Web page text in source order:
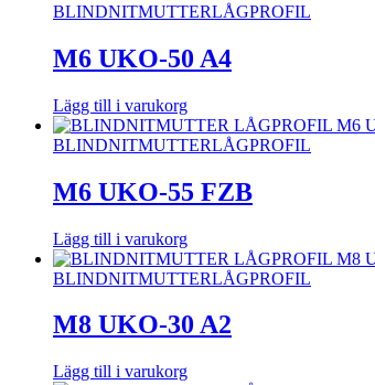
BLINDNITMUTTERLÅGPROFIL
M6 UKO-50 A4
Lägg till i varukorg
BLINDNITMUTTERLÅGPROFIL
M6 UKO-55 FZB
Lägg till i varukorg
BLINDNITMUTTERLÅGPROFIL
M8 UKO-30 A2
Lägg till i varukorg